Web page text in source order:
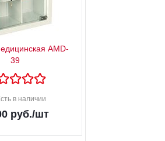
AMD-
39
в наличии
руб./шт